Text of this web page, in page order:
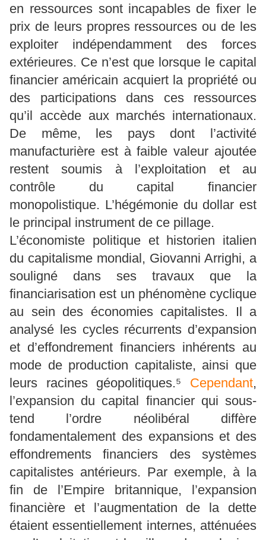
en ressources sont incapables de fixer le
prix de leurs propres ressources ou de les
exploiter indépendamment des forces
extérieures. Ce n’est que lorsque le capital
financier américain acquiert la propriété ou
des participations dans ces ressources
qu’il accède aux marchés internationaux.
De même, les pays dont l’activité
manufacturière est à faible valeur ajoutée
restent soumis à l’exploitation et au
contrôle du capital financier
monopolistique. L’hégémonie du dollar est
le principal instrument de ce pillage.
L’économiste politique et historien italien
du capitalisme mondial, Giovanni Arrighi, a
souligné dans ses travaux que la
financiarisation est un phénomène cyclique
au sein des économies capitalistes. Il a
analysé les cycles récurrents d’expansion
et d’effondrement financiers inhérents au
mode de production capitaliste, ainsi que
leurs racines géopolitiques.⁵ Cependant,
l’expansion du capital financier qui sous-
tend l’ordre néolibéral diffère
fondamentalement des expansions et des
effondrements financiers des systèmes
capitalistes antérieurs. Par exemple, à la
fin de l’Empire britannique, l’expansion
financière et l’augmentation de la dette
étaient essentiellement internes, atténuées